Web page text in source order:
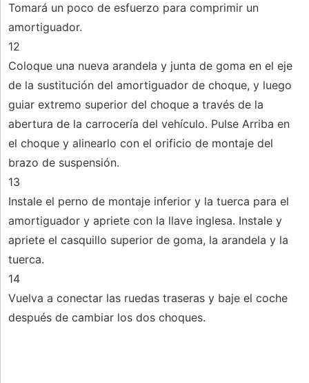
Tomará un poco de esfuerzo para comprimir un
amortiguador.
12
Coloque una nueva arandela y junta de goma en el eje
de la sustitución del amortiguador de choque, y luego
guiar extremo superior del choque a través de la
abertura de la carrocería del vehículo. Pulse Arriba en
el choque y alinearlo con el orificio de montaje del
brazo de suspensión.
13
Instale el perno de montaje inferior y la tuerca para el
amortiguador y apriete con la llave inglesa. Instale y
apriete el casquillo superior de goma, la arandela y la
tuerca.
14
Vuelva a conectar las ruedas traseras y baje el coche
después de cambiar los dos choques.